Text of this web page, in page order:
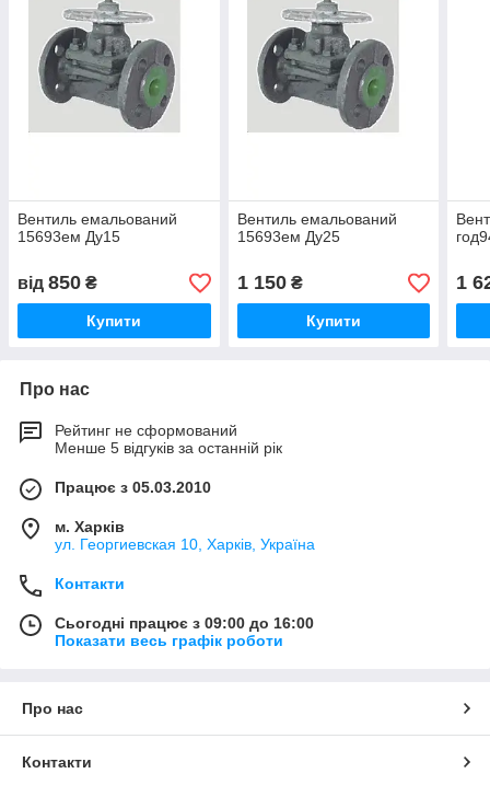
Вентиль емальований
15693ем Ду15
від 850 ₴
Купити
Вентиль емальований
15693ем Ду25
1 150₴
Купити
1
Про нас
Рейтинг не сформований
Менше 5 відгуків за останній рік
Працює з 05.03.2010
м. Харків
ул. Георгиевская 10, Харків, Україна
Контакти
Сьогодні працює з 09:00 до 16:00
Показати весь графік роботи
Про нас
Контакти